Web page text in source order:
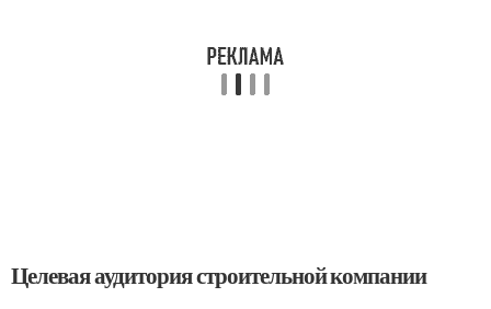
Целевая аудитория строительной компании